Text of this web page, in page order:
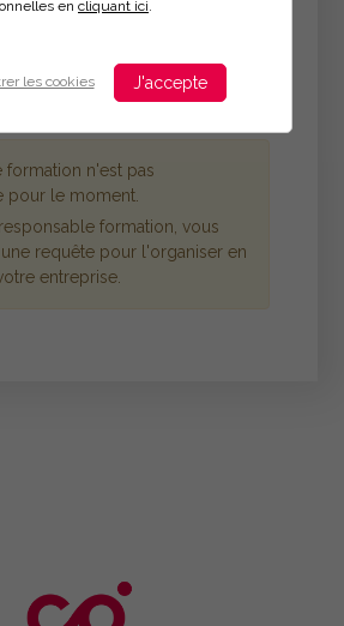
en cliquant ici
les cookies J'accepte
formation n'est pas
pour le moment.
formation, vous
requête pour l'organiser en
entreprise.